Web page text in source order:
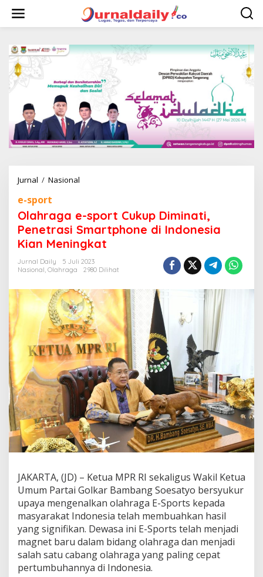
w
Jurnal / Nasional
h
r
a
g
a
e
p
o
r
t
C
u
k
u
p
D
i
m
i
n
a
t
,
P
e
n
e
t
r
s
i
e-sport
Olahraga e-sport Cukup Diminati,
Penetrasi Smartphone di Indonesia
Kian Meningkat
Jurnal Daily
5 Juli 2023
Nasional Olahraga 2980 Dilihat
JAKARTA, (JD) – Ketua MPR RI sekaligus Wakil Ketua
Umum Partai Golkar Bambang Soesatyo bersyukur
upaya mengenalkan olahraga E-Sports kepada
masyarakat Indonesia telah membuahkan hasil
yang signifikan. Dewasa ini E-Sports telah menjadi
magnet baru dalam bidang olahraga dan menjadi
salah satu cabang olahraga yang paling cepat
pertumbuhannya di Indonesia.